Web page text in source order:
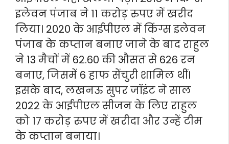
इलेवन पंजाब ने 11 करोड़ रुपए में खरीद
लिया। 2020 के आईपीएल में किंग्स इलेवन
पंजाब के कप्तान बनाए जाने के बाद राहुल
ने 13 मैचों में 62.60 की औसत से 626 रन
बनाए, जिसमें 6 हाफ सेंचुरी शामिल थीं।
इसके बाद, लखनऊ सुपर जॉइंट ने साल
2022 के आईपीएल सीजन के लिए राहुल
को 17 करोड़ रुपए में खरीदा और उन्हें टीम
के कप्तान बनाया।